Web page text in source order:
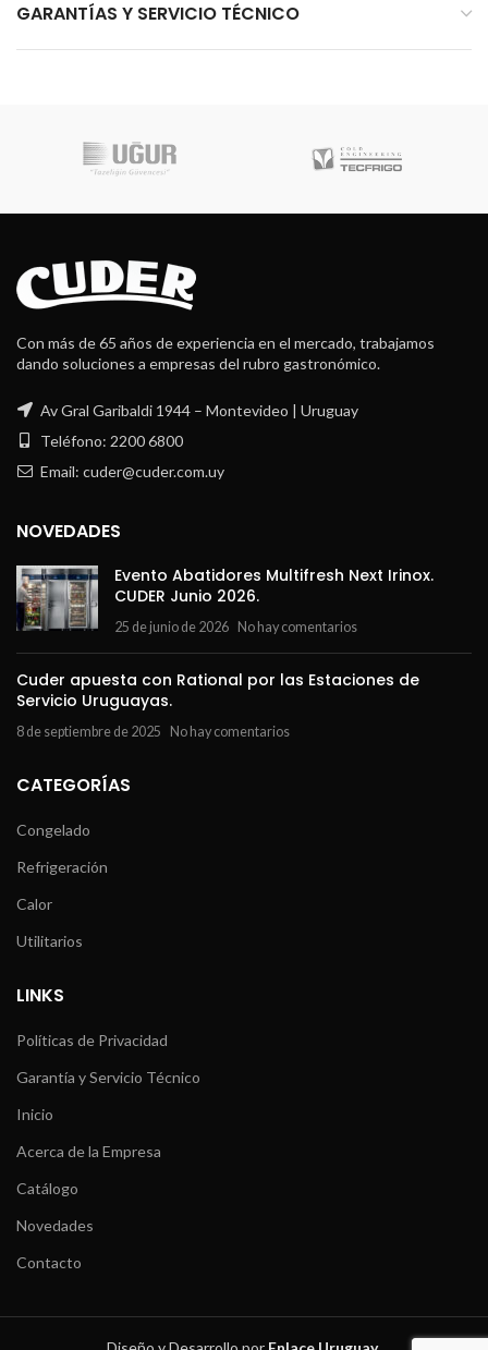
GARANTÍAS Y SERVICIO TÉCNICO
Con más de 65 años de experiencia en el mercado, trabajamos
dando soluciones a empresas del rubro gastronómico.
Av Gral Garibaldi 1944 – Montevideo | Uruguay
Teléfono: 2200 6800
Email: cuder@cuder.com.uy
NOVEDADES
Evento Abatidores Multifresh Next Irinox.
CUDER Junio 2026.
25 de junio de 2026 No hay comentarios
Cuder apuesta con Rational por las Estaciones de
Servicio Uruguayas.
8 de septiembre de 2025 No hay comentarios
CATEGORÍAS
Congelado
Refrigeración
Calor
Utilitarios
LINKS
Políticas de Privacidad
Garantía y Servicio Técnico
Inicio
Acerca de la Empresa
Catálogo
Novedades
Contacto